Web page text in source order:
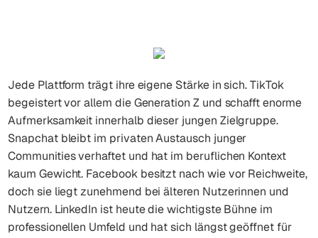
Jede Plattform trägt ihre eigene Stärke in sich. TikTok
begeistert vor allem die Generation Z und schafft enorme
Aufmerksamkeit innerhalb dieser jungen Zielgruppe.
Snapchat bleibt im privaten Austausch junger
Communities verhaftet und hat im beruflichen Kontext
kaum Gewicht. Facebook besitzt nach wie vor Reichweite,
doch sie liegt zunehmend bei älteren Nutzerinnen und
Nutzern. LinkedIn ist heute die wichtigste Bühne im
professionellen Umfeld und hat sich längst geöffnet für